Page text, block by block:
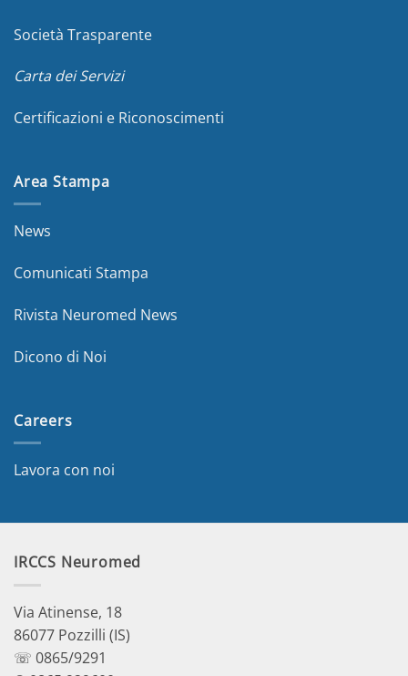
Società Trasparente
Carta dei Servizi
Certificazioni e Riconoscimenti
Area Stampa
News
Comunicati Stampa
Rivista Neuromed News
Dicono di Noi
Careers
Lavora con noi
IRCCS Neuromed
Via Atinense, 18
86077 Pozzilli (IS)
☏ 0865/9291